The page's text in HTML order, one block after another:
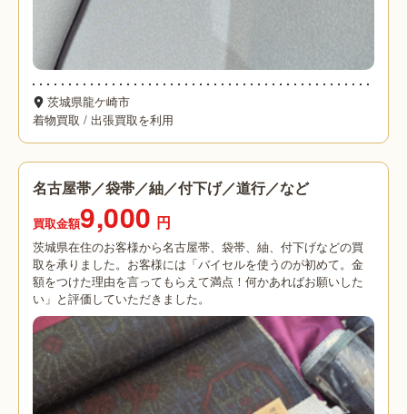
茨城県龍ケ崎市
着物買取 / 出張買取を利用
名古屋帯／袋帯／紬／付下げ／道行／など
買取金額9,000 円
茨城県在住のお客様から名古屋帯、袋帯、紬、付下げなどの買
取を承りました。お客様には「バイセルを使うのが初めて。金
額をつけた理由を言ってもらえて満点！何かあればお願いした
い」と評価していただきました。